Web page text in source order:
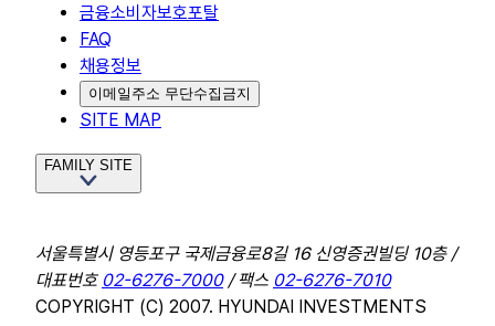
금융소비자보호포탈
FAQ
채용정보
이메일주소 무단수집금지
SITE MAP
FAMILY SITE
서울특별시 영등포구 국제금융로8길 16 신영증권빌딩 10층 /
대표번호 02-6276-7000/ 팩스 02-6276-7010
COPYRIGHT (C) 2007. HYUNDAI INVESTMENTS